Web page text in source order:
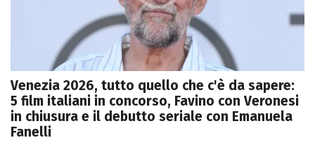
Venezia 2026, tutto quello che c'è da sapere:
5 film italiani in concorso, Favino con Veronesi
in chiusura e il debutto seriale con Emanuela
Fanelli